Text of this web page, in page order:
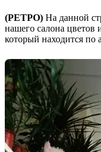
(РЕТРО) На данной
нашего салона
который находится по